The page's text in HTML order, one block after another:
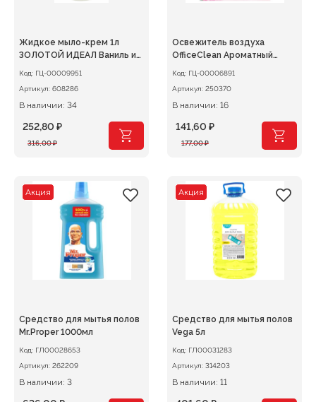
Жидкое мыло-крем 1л
ЗОЛОТОЙ ИДЕАЛ Ваниль и
Код: ГЦ-00009951
Артикул: 608286
В наличии: 34
316,00₽
Первоначальная
316,00 ₽.
252,80 ₽
Текущая
Освежитель воздуха
OfficeClean Ароматный
Код: ГЦ-00006891
Артикул: 250370
В наличии: 16
177,00₽
Первоначальная
177,00 ₽.
141,60 ₽
Текущая
Акция
Средство для мытья полов
Mr.Proper 1000мл
Код: ГЛ00028653
Артикул: 262209
В наличии: 3
Акция
Средство для мытья полов
Vega 5л
Код: ГЛ00031283
Артикул: 314203
В наличии: 11